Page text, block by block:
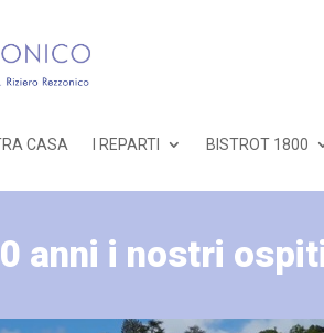
CASA I REPARTI BISTROT 1800
anni i nostri